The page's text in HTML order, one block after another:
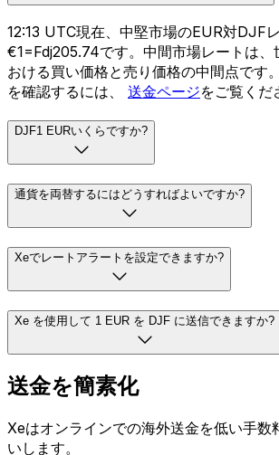
12:13 UTC現在、中堅市場のEUR対DJF
€1=Fdj205.74です。中間市場レートは、
おける買い価格と売り価格の中間点です
を確認するには、 送金ページをご覧くだ
DJF1 EURいくらですか?
通貨を両替するにはどうすればよいですか?
Xeでレートアラートを設定できますか?
Xe を使用して 1 EUR を DJF に送信できますか?
送金を簡素化
Xeはオンラインでの海外送金を低い手数
いします。